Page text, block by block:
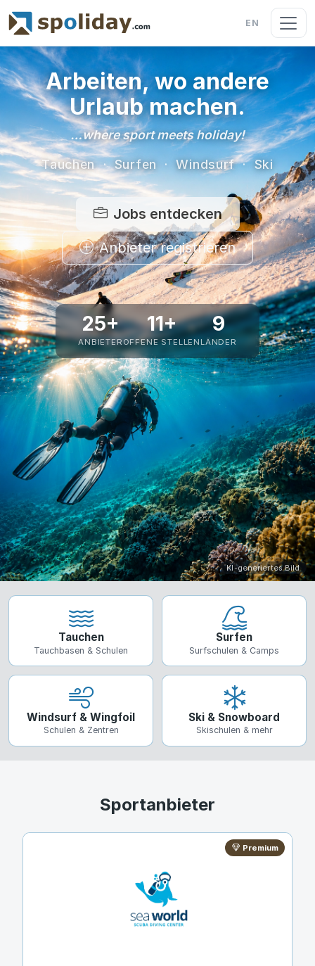
EN
KI-generiertes Bild
Arbeiten, wo andere
Urlaub machen.
…where sport meets holiday!
Tauchen · Surfen · Windsurf · Ski
Jobs entdecken
Anbieter registrieren
25+
ANBIETER
11+
OFFENE STELLEN
9
LÄNDER
Tauchen
Tauchbasen & Schulen
Surfen
Surfschulen & Camps
Windsurf & Wingfoil
Schulen & Zentren
Ski & Snowboard
Skischulen & mehr
Sportanbieter
Premium